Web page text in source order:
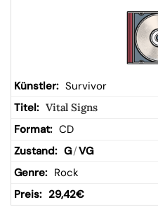
Survivor
Vital Signs
CD
G/VG
Rock
29,42€